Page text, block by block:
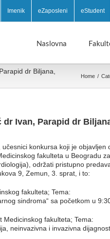
Imenik eZaposleni eStudent
Naslovna
dr Biljana,
Home /
Ivan, Parapid dr
konkursa koji je
fakulteta u Beogradu
održati pristupno
9, Zemun, 3. sprat, i to:
fakulteta; Tema:
sindroma“ sa početkom u
Medicinskog fakulteta; Tema:
neinvazivna i invazivna